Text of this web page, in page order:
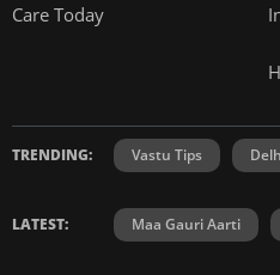
Care Today
TRENDING: Vastu Tips
LATEST: Maa Gauri Aarti